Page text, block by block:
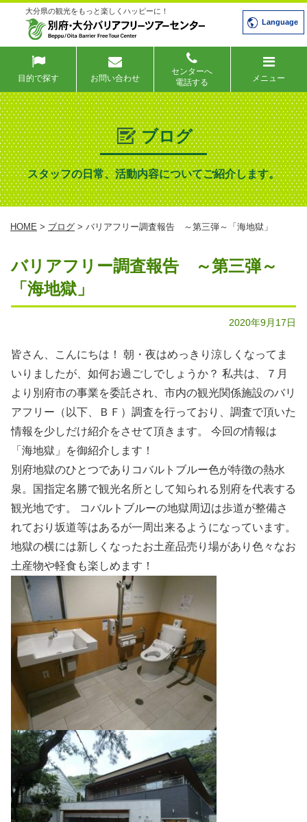
大分県の観光をもっと楽しくハッピーに！
Language
目的で探す お問い合わせ
センターへ
電話する
メニュー
ブログ
スタッフの日常、活動内容についてご紹介します。
HOME > ブログ > バリアフリー調査報告 ～第三弾～「海地獄」
バリアフリー調査報告 ～第三弾～
「海地獄」
2020年9月17日
皆さん、こんにちは！ 朝・夜はめっきり涼しくなってま
いりましたが、如何お過ごしでしょうか？ 私共は、７月
より別府市の事業を委託され、市内の観光関係施設のバリ
アフリー（以下、ＢＦ）調査を行っており、調査で頂いた
情報を少しだけ紹介をさせて頂きます。 今回の情報は
「海地獄」を御紹介します！
別府地獄のひとつでありコバルトブルー色が特徴の熱水
泉。国指定名勝で観光名所として知られる別府を代表する
観光地です。 コバルトブルーの地獄周辺は歩道が整備さ
れており坂道等はあるが一周出来るようになっています。
地獄の横には新しくなったお土産品売り場があり色々なお
土産物や軽食も楽しめます！